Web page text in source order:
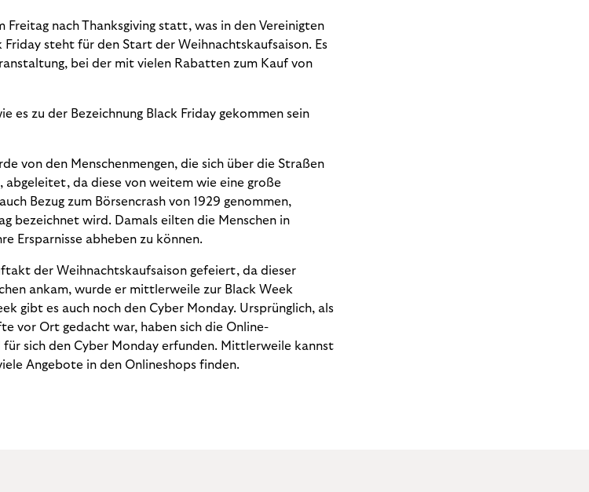
Freitag nach Thanksgiving statt, was in den Vereinigten
steht für den Start der Weihnachtskaufsaison. Es
bei der mit vielen Rabatten zum Kauf von
es zu der Bezeichnung Black Friday gekommen sein
von den Menschenmengen, die sich über die Straßen
abgeleitet, da diese von weitem wie eine große
Bezug zum Börsencrash von 1929 genommen,
bezeichnet wird. Damals eilten die Menschen in
Ersparnisse abheben zu können.
der Weihnachtskaufsaison gefeiert, da dieser
ankam, wurde er mittlerweile zur Black Week
gibt es auch noch den Cyber Monday. Ursprünglich, als
vor Ort gedacht war, haben sich die Online-
für sich den Cyber Monday erfunden. Mittlerweile kannst
Angebote in den Onlineshops finden.